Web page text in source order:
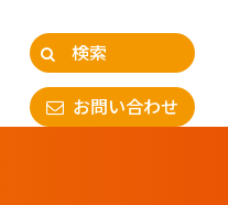
お問い合わせ